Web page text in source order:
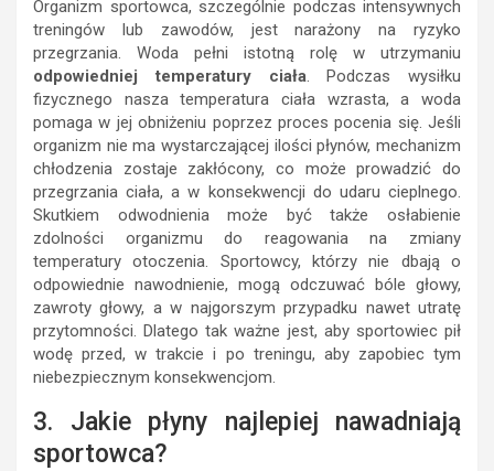
Organizm sportowca, szczególnie podczas intensywnych
treningów lub zawodów, jest narażony na ryzyko
przegrzania. Woda pełni istotną rolę w utrzymaniu
odpowiedniej temperatury ciała. Podczas wysiłku
fizycznego nasza temperatura ciała wzrasta, a woda
pomaga w jej obniżeniu poprzez proces pocenia się. Jeśli
organizm nie ma wystarczającej ilości płynów, mechanizm
chłodzenia zostaje zakłócony, co może prowadzić do
przegrzania ciała, a w konsekwencji do udaru cieplnego.
Skutkiem odwodnienia może być także osłabienie
zdolności organizmu do reagowania na zmiany
temperatury otoczenia. Sportowcy, którzy nie dbają o
odpowiednie nawodnienie, mogą odczuwać bóle głowy,
zawroty głowy, a w najgorszym przypadku nawet utratę
przytomności. Dlatego tak ważne jest, aby sportowiec pił
wodę przed, w trakcie i po treningu, aby zapobiec tym
niebezpiecznym konsekwencjom.
3. Jakie płyny najlepiej nawadniają
sportowca?